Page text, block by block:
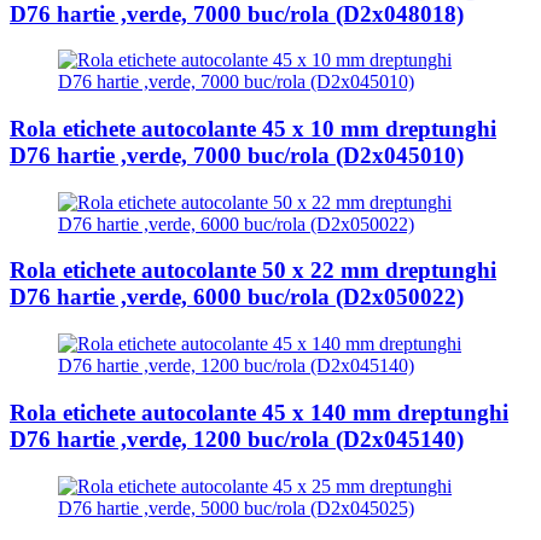
D76 hartie ,verde, 7000 buc/rola (D2x048018)
Rola etichete autocolante 45 x 10 mm dreptunghi
D76 hartie ,verde, 7000 buc/rola (D2x045010)
Rola etichete autocolante 50 x 22 mm dreptunghi
D76 hartie ,verde, 6000 buc/rola (D2x050022)
Rola etichete autocolante 45 x 140 mm dreptunghi
D76 hartie ,verde, 1200 buc/rola (D2x045140)